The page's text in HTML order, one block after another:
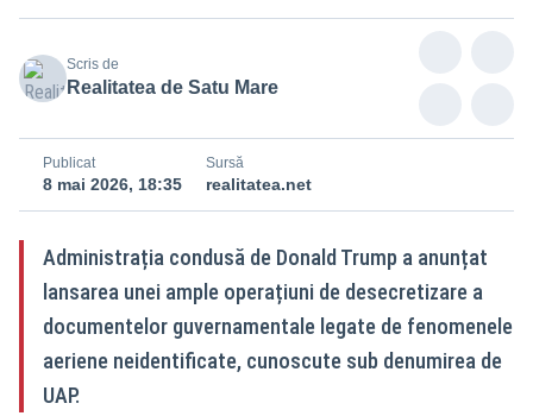
Scris de
Realitatea de Satu Mare
Publicat
8 mai 2026, 18:35
Sursă
realitatea.net
Administrația condusă de Donald Trump a anunțat
lansarea unei ample operațiuni de desecretizare a
documentelor guvernamentale legate de fenomenele
aeriene neidentificate, cunoscute sub denumirea de
UAP.